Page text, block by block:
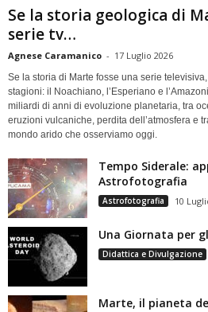
Se la storia geologica di
serie tv…
Agnese Caramanico - 17 Luglio 2026
Se la storia di Marte fosse una serie
stagioni: il Noachiano, l’Esperiano e
miliardi di anni di evoluzione planetaria, tra
eruzioni vulcaniche, perdita dell’atmosfera e
mondo arido che osserviamo oggi.
Tempo Siderale:
Astrofotografia
Astrofotografia 10
Una Giornata per
Didattica e Divulgazione
Marte, il pianeta